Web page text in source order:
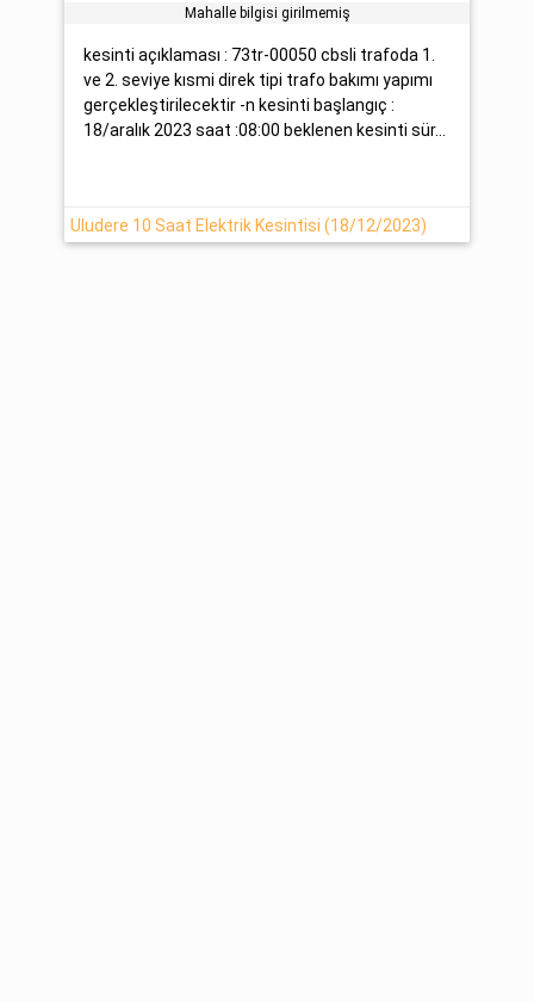
Mahalle bilgisi girilmemiş
kesinti açıklaması : 73tr-00050 cbsli trafoda 1.
ve 2. seviye kısmi direk tipi trafo bakımı yapımı
gerçekleştirilecektir -n kesinti başlangıç :
18/aralık 2023 saat :08:00 beklenen kesinti sür...
Uludere 10 Saat Elektrik Kesintisi (18/12/2023)